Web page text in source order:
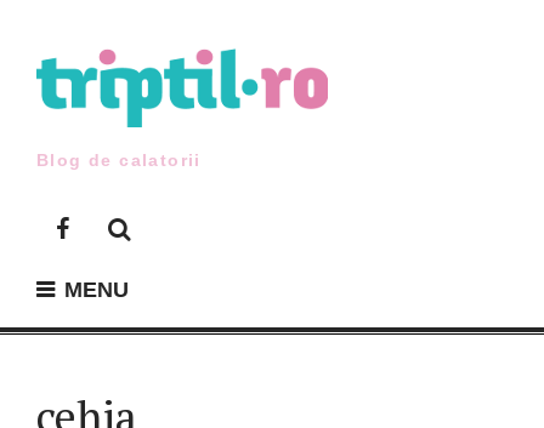
content
Blog de calatorii
Facebook
MENU
cehia